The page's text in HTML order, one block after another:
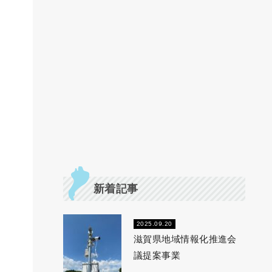
新着記事
2025.09.20
滋賀県地域情報化推進会
議提案事業